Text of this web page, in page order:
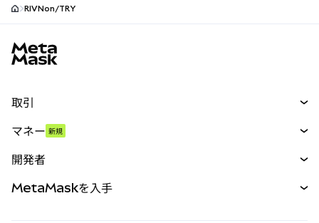
RIVNon/TRY
取引
パーペチュアル
RWA
マネー 新規
開発者
MetaMaskを入手